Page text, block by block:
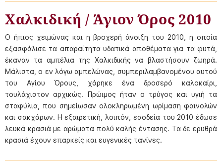
Χαλκιδική / Άγιον Όρος 2010
Ο ήπιος χειμώνας και η βροχερή άνοιξη του 2010, η οποία
εξασφάλισε τα απαραίτητα υδατικά αποθέματα για τα φυτά,
έκαναν τα αμπέλια της Χαλκιδικής να βλαστήσουν ζωηρά.
Μάλιστα, ο εν λόγω αμπελώνας, συμπεριλαμβανομένου αυτού
του Αγίου Όρους, χάρηκε ένα δροσερό καλοκαίρι,
τουλάχιστον αρχικώς. Πρώιμος ήταν ο τρύγος και υγιή τα
σταφύλια, που σημείωσαν ολοκληρωμένη ωρίμαση φαινολών
και σακχάρων. Η εξαιρετική, λοιπόν, εσοδεία του 2010 έδωσε
λευκά κρασιά με αρώματα πολύ καλής έντασης. Τα δε ερυθρά
κρασιά έχουν επαρκείς και ευγενικές τανίνες.